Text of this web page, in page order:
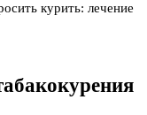
курить: лечение